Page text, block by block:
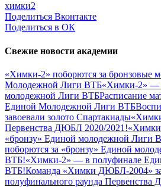
химки2
Поделиться Вконтакте
Поделиться в ОК
Свежие новости академии
«Химки-2» поборются за бронзовые
Молодежной Лиги ВТБ«Химки-2» —
молодежной Лиги ВТБРасписание
Единой Молодежной Лиги ВТБ
завоевали золото Спартакиады
Первенства ДЮБЛ 2020/2021!
«бронзу» Единой молодежной Лиги
поборются за «бронзу» Единой
ВТБ!«Химки-2» — в полуфинале
ВТБ!Команда «Химки ДЮБЛ-2004»
полуфинального раунда